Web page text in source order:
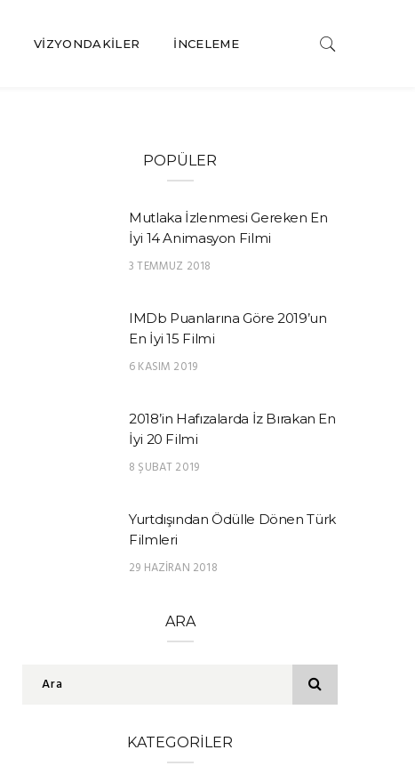
VIZYONDAKILER İNCELEME
POPÜLER
Mutlaka İzlenmesi Gereken En
İyi 14 Animasyon Filmi
3 TEMMUZ 2018
IMDb Puanlarına Göre 2019’un
En İyi 15 Filmi
6 KASIM 2019
2018’in Hafızalarda İz Bırakan En
İyi 20 Filmi
8 ŞUBAT 2019
Yurtdışından Ödülle Dönen Türk
Filmleri
29 HAZIRAN 2018
ARA
KATEGORILER